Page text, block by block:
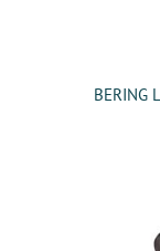
BERING